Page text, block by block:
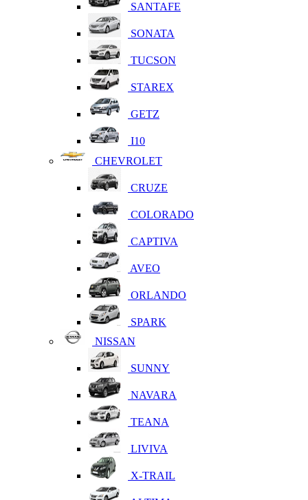
SANTAFE
SONATA
TUCSON
STAREX
GETZ
I10
CHEVROLET
CRUZE
COLORADO
CAPTIVA
AVEO
ORLANDO
SPARK
NISSAN
SUNNY
NAVARA
TEANA
LIVIVA
X-TRAIL